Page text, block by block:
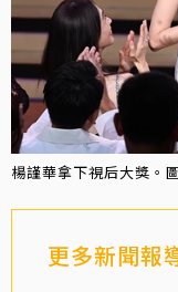
楊謹華拿下視后大獎。
更多新聞報